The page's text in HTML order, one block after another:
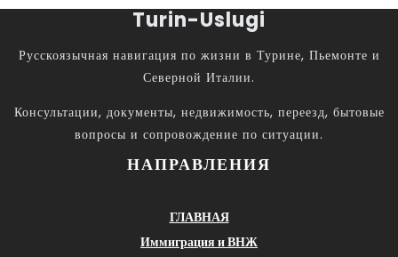
Turin-Uslugi
Русскоязычная навигация по жизни в Турине, Пьемонте и
Северной Италии.
Консультации, документы, недвижимость, переезд, бытовые
вопросы и сопровождение по ситуации.
НАПРАВЛЕНИЯ
ГЛАВНАЯ
Иммиграция и ВНЖ